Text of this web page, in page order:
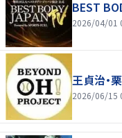
BEST
2026/04/01
王貞治・
2026/06/15